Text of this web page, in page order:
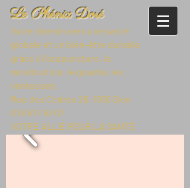
Le Phénix Doré
Votre chemin vers une santé
globale et un bien-être durable
grâce à l’acupuncture, la
moxibustion, le guasha, les
ventouses.
Rue des Cèdres 26, 1950 Sion
078 677 63 07
VOTRE ALLIÉ POUR LA SANTÉ